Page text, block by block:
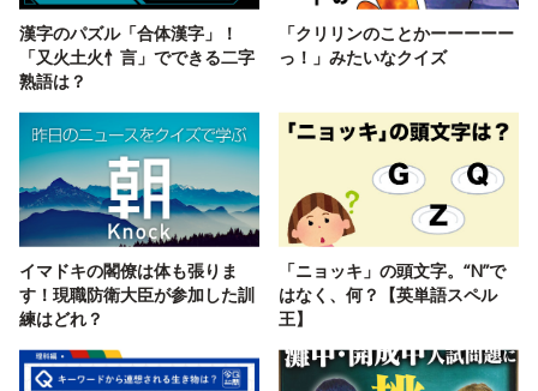
漢字のパズル「合体漢字」！
「又火土火忄言」でできる二字
熟語は？
「クリリンのことかーーーーー
っ！」みたいなクイズ
イマドキの閣僚は体も張りま
す！現職防衛大臣が参加した訓
練はどれ？
「ニョッキ」の頭文字。“N”で
はなく、何？【英単語スペル
王】